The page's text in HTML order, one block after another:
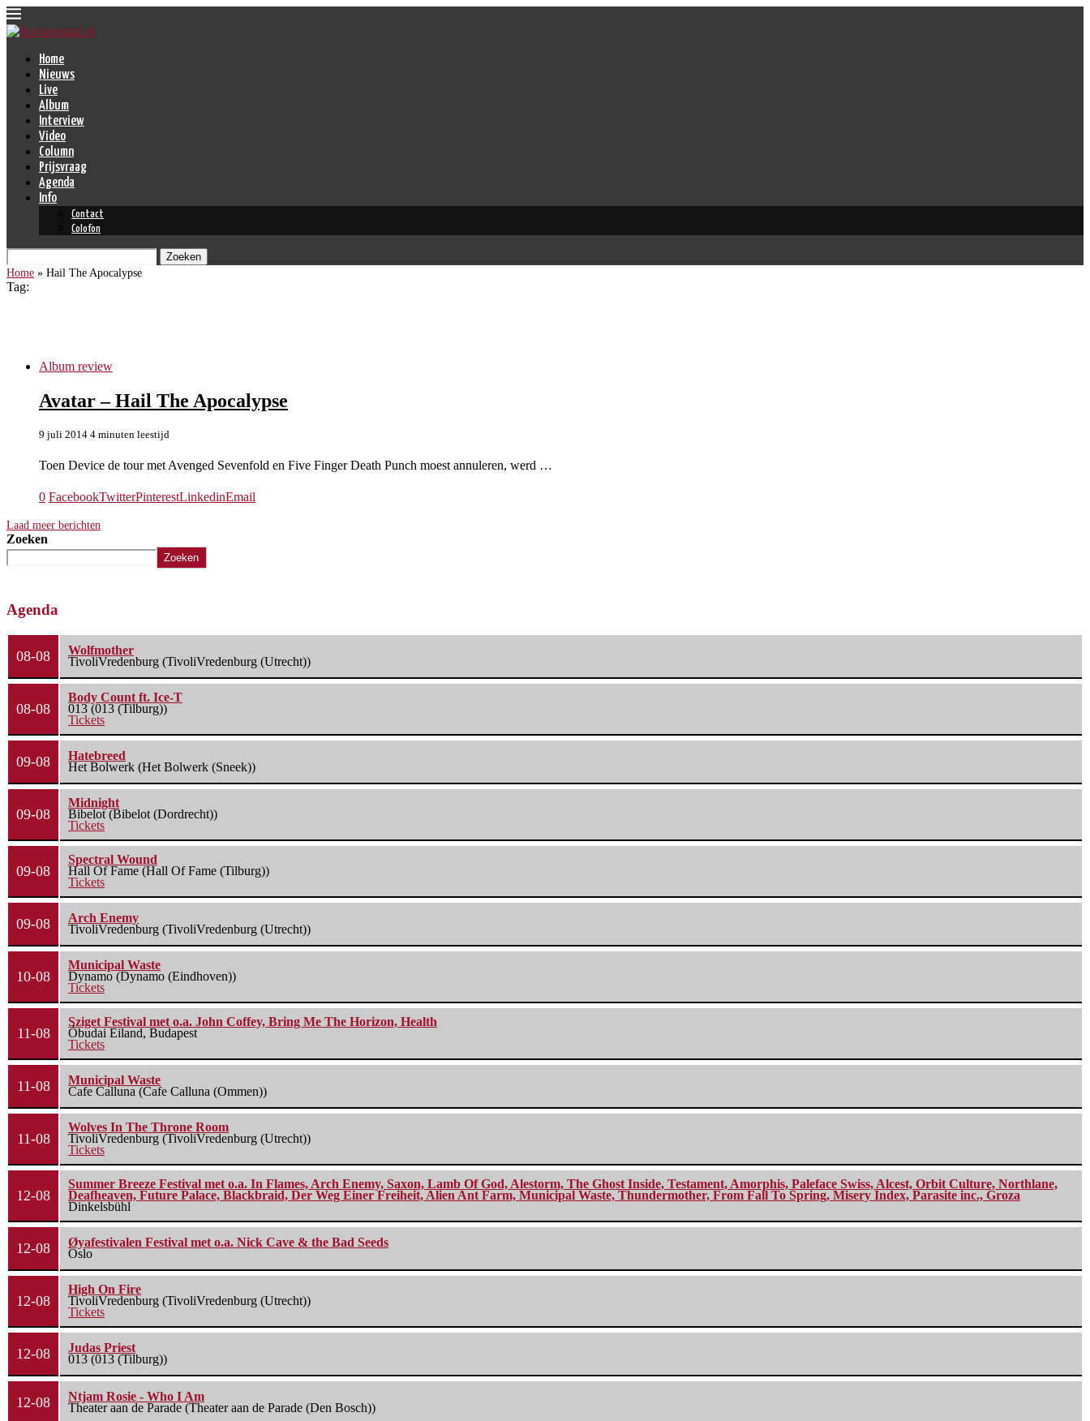
Home
Nieuws
Live
Album
Interview
Video
Column
Prijsvraag
Agenda
Info
Contact
Colofon
Zoeken
Home » Hail The Apocalypse
Tag:
Album review
Avatar – Hail The Apocalypse
9 juli 2014 4 minuten leestijd
Toen Device de tour met Avenged Sevenfold en Five Finger Death Punch moest annuleren, werd …
0 FacebookTwitterPinterestLinkedinEmail
Laad meer berichten
Zoeken
Zoeken
Agenda
08-08
Wolfmother
TivoliVredenburg (TivoliVredenburg (Utrecht))
08-08
Body Count ft. Ice-T
013 (013 (Tilburg))
Tickets
09-08
Hatebreed
Het Bolwerk (Het Bolwerk (Sneek))
09-08
Midnight
Bibelot (Bibelot (Dordrecht))
Tickets
09-08
Spectral Wound
Hall Of Fame (Hall Of Fame (Tilburg))
Tickets
09-08
Arch Enemy
TivoliVredenburg (TivoliVredenburg (Utrecht))
10-08
Municipal Waste
Dynamo (Dynamo (Eindhoven))
Tickets
11-08
Sziget Festival met o.a. John Coffey, Bring Me The Horizon, Health
Óbudai Eiland, Budapest
Tickets
11-08
Municipal Waste
Cafe Calluna (Cafe Calluna (Ommen))
11-08
Wolves In The Throne Room
TivoliVredenburg (TivoliVredenburg (Utrecht))
Tickets
12-08
Summer Breeze Festival met o.a. In Flames, Arch Enemy, Saxon, Lamb Of God, Alestorm, The Ghost Inside, Testament, Amorphis, Paleface Swiss, Alcest, Orbit Culture, Northlane,
Deafheaven, Future Palace, Blackbraid, Der Weg Einer Freiheit, Alien Ant Farm, Municipal Waste, Thundermother, From Fall To Spring, Misery Index, Parasite inc., Groza
Dinkelsbühl
12-08
Øyafestivalen Festival met o.a. Nick Cave & the Bad Seeds
Oslo
12-08
High On Fire
TivoliVredenburg (TivoliVredenburg (Utrecht))
Tickets
12-08
Judas Priest
013 (013 (Tilburg))
12-08
Ntjam Rosie - Who I Am
Theater aan de Parade (Theater aan de Parade (Den Bosch))